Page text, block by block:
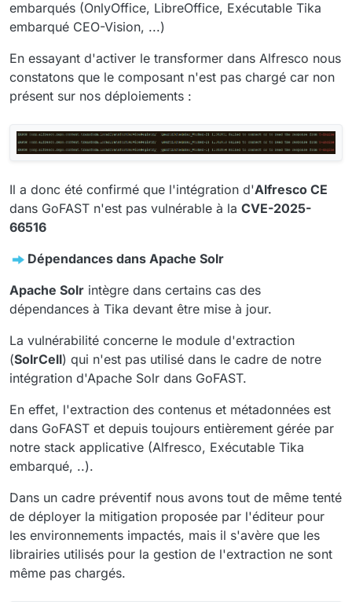
embarqués (OnlyOffice, LibreOffice, Exécutable Tika
embarqué CEO-Vision, ...)
En essayant d'activer le transformer dans Alfresco nous
constatons que le composant n'est pas chargé car non
présent sur nos déploiements :
Il a donc été confirmé que l'intégration d'Alfresco CE
dans GoFAST n'est pas vulnérable à la CVE-2025-
66516
Dépendances dans Apache Solr
Apache Solr intègre dans certains cas des
dépendances à Tika devant être mise à jour.
La vulnérabilité concerne le module d'extraction
(SolrCell) qui n'est pas utilisé dans le cadre de notre
intégration d'Apache Solr dans GoFAST.
En effet, l'extraction des contenus et métadonnées est
dans GoFAST et depuis toujours entièrement gérée par
notre stack applicative (Alfresco, Exécutable Tika
embarqué, ..).
Dans un cadre préventif nous avons tout de même tenté
de déployer la mitigation proposée par l'éditeur pour
les environnements impactés, mais il s'avère que les
librairies utilisés pour la gestion de l'extraction ne sont
même pas chargés.